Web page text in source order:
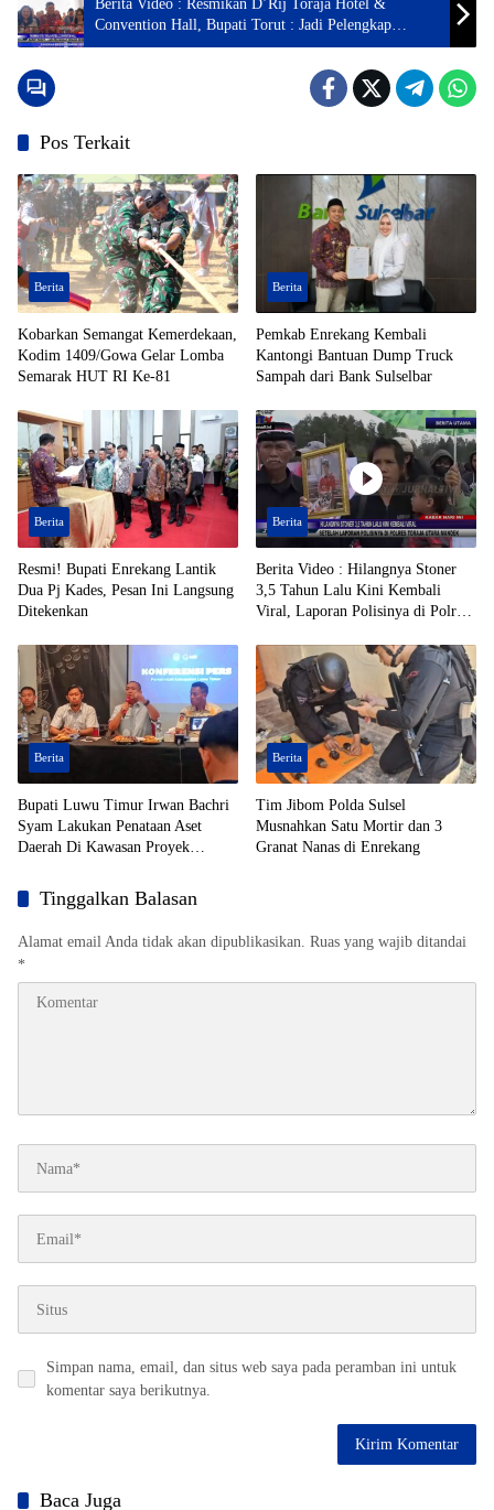
Berita Video : Resmikan D’Rij Toraja Hotel &
Convention Hall, Bupati Torut : Jadi Pelengkap
Gedung Serbaguna
Pos Terkait
Berita
Kobarkan Semangat Kemerdekaan,
Kodim 1409/Gowa Gelar Lomba
Semarak HUT RI Ke-81
Berita
Pemkab Enrekang Kembali
Kantongi Bantuan Dump Truck
Sampah dari Bank Sulselbar
Berita
Resmi! Bupati Enrekang Lantik
Dua Pj Kades, Pesan Ini Langsung
Ditekenkan
Berita
Berita Video : Hilangnya Stoner
3,5 Tahun Lalu Kini Kembali
Viral, Laporan Polisinya di Polres
Berita
Bupati Luwu Timur Irwan Bachri
Syam Lakukan Penataan Aset
Daerah Di Kawasan Proyek
Berita
Tim Jibom Polda Sulsel
Musnahkan Satu Mortir dan 3
Granat Nanas di Enrekang
Tinggalkan Balasan
Alamat email Anda tidak akan dipublikasikan. Ruas yang wajib ditandai
*
Simpan nama, email, dan situs web saya pada peramban ini untuk
komentar saya berikutnya.
Baca Juga